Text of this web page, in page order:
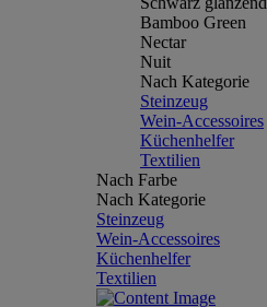
Bamboo Green
Nectar
Nuit
Nach Kategorie
Steinzeug
Wein-Accessoires
Küchenhelfer
Textilien
Nach Farbe
Nach Kategorie
Steinzeug
Wein-Accessoires
Küchenhelfer
Textilien